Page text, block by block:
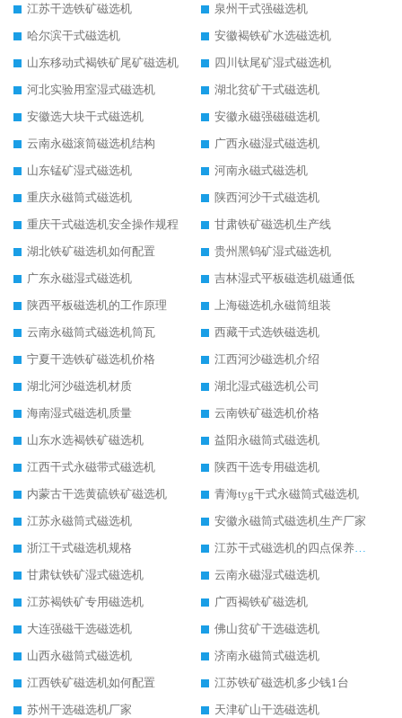
江苏干选铁矿磁选机
泉州干式强磁选机
哈尔滨干式磁选机
安徽褐铁矿水选磁选机
山东移动式褐铁矿尾矿磁选机
四川钛尾矿湿式磁选机
河北实验用室湿式磁选机
湖北贫矿干式磁选机
安徽选大块干式磁选机
安徽永磁强磁磁选机
云南永磁滚筒磁选机结构
广西永磁湿式磁选机
山东锰矿湿式磁选机
河南永磁式磁选机
重庆永磁筒式磁选机
陕西河沙干式磁选机
重庆干式磁选机安全操作规程
甘肃铁矿磁选机生产线
湖北铁矿磁选机如何配置
贵州黑钨矿湿式磁选机
广东永磁湿式磁选机
吉林湿式平板磁选机磁通低
陕西平板磁选机的工作原理
上海磁选机永磁筒组装
云南永磁筒式磁选机筒瓦
西藏干式选铁磁选机
宁夏干选铁矿磁选机价格
江西河沙磁选机介绍
湖北河沙磁选机材质
湖北湿式磁选机公司
海南湿式磁选机质量
云南铁矿磁选机价格
山东水选褐铁矿磁选机
益阳永磁筒式磁选机
江西干式永磁带式磁选机
陕西干选专用磁选机
内蒙古干选黄硫铁矿磁选机
青海tyg干式永磁筒式磁选机
江苏永磁筒式磁选机
安徽永磁筒式磁选机生产厂家
浙江干式磁选机规格
江苏干式磁选机的四点保养秘籍
甘肃钛铁矿湿式磁选机
云南永磁湿式磁选机
江苏褐铁矿专用磁选机
广西褐铁矿磁选机
大连强磁干选磁选机
佛山贫矿干选磁选机
山西永磁筒式磁选机
济南永磁筒式磁选机
江西铁矿磁选机如何配置
江苏铁矿磁选机多少钱1台
苏州干选磁选机厂家
天津矿山干选磁选机